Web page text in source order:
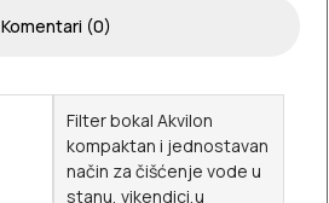
Komentari (0)
Filter bokal Akvilon
kompaktan i jednostavan
način za čišćenje vode u
stanu, vikendici,u